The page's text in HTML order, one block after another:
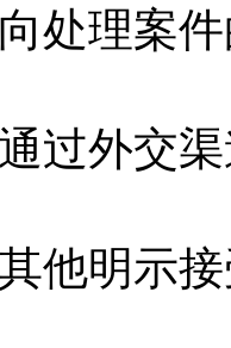
向处理案
通过外交
其他明示